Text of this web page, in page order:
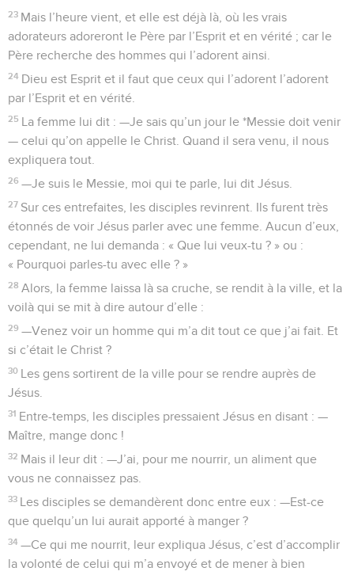
23 Mais l’heure vient, et elle est déjà là, où les vrais
adorateurs adoreront le Père par l’Esprit et en vérité ; car le
Père recherche des hommes qui l’adorent ainsi.
24 Dieu est Esprit et il faut que ceux qui l’adorent l’adorent
par l’Esprit et en vérité.
25 La femme lui dit : —Je sais qu’un jour le *Messie doit venir
— celui qu’on appelle le Christ. Quand il sera venu, il nous
expliquera tout.
26 —Je suis le Messie, moi qui te parle, lui dit Jésus.
27 Sur ces entrefaites, les disciples revinrent. Ils furent très
étonnés de voir Jésus parler avec une femme. Aucun d’eux,
cependant, ne lui demanda : « Que lui veux-tu ? » ou :
« Pourquoi parles-tu avec elle ? »
28 Alors, la femme laissa là sa cruche, se rendit à la ville, et la
voilà qui se mit à dire autour d’elle :
29 —Venez voir un homme qui m’a dit tout ce que j’ai fait. Et
si c’était le Christ ?
30 Les gens sortirent de la ville pour se rendre auprès de
Jésus.
31 Entre-temps, les disciples pressaient Jésus en disant : —
Maître, mange donc !
32 Mais il leur dit : —J’ai, pour me nourrir, un aliment que
vous ne connaissez pas.
33 Les disciples se demandèrent donc entre eux : —Est-ce
que quelqu’un lui aurait apporté à manger ?
34 —Ce qui me nourrit, leur expliqua Jésus, c’est d’accomplir
la volonté de celui qui m’a envoyé et de mener à bien